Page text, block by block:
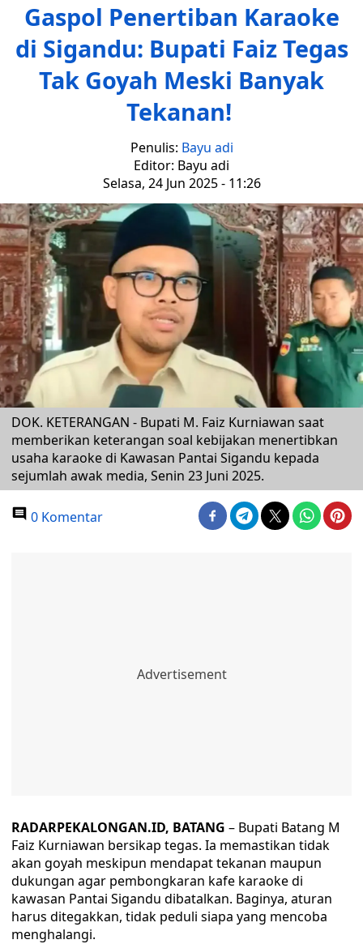
Gaspol Penertiban Karaoke
di Sigandu: Bupati Faiz Tegas
Tak Goyah Meski Banyak
Tekanan!
Penulis: Bayu adi
Editor: Bayu adi
Selasa, 24 Jun 2025 - 11:26
DOK. KETERANGAN - Bupati M. Faiz Kurniawan saat
memberikan keterangan soal kebijakan menertibkan
usaha karaoke di Kawasan Pantai Sigandu kepada
sejumlah awak media, Senin 23 Juni 2025.
0 Komentar
RADARPEKALONGAN.ID, BATANG – Bupati Batang M
Faiz Kurniawan bersikap tegas. Ia memastikan tidak
akan goyah meskipun mendapat tekanan maupun
dukungan agar pembongkaran kafe karaoke di
kawasan Pantai Sigandu dibatalkan. Baginya, aturan
harus ditegakkan, tidak peduli siapa yang mencoba
menghalangi.